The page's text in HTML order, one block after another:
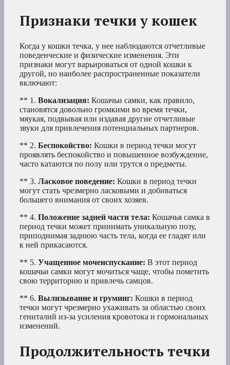
Признаки течки у кошек
Когда у кошки течка, у нее наблюдаются отчетливые
поведенческие и физические изменения. Эти
признаки могут варьироваться от одной кошки к
другой, но наиболее распространенные показатели
включают:
** 1. Вокализация: Кошачьи самки, как правило,
становятся довольно громкими во время течки,
мяукая, подвывая или издавая другие отчетливые
звуки для привлечения потенциальных партнеров.
** 2. Беспокойство: Кошки в период течки могут
проявлять беспокойство и повышенное возбуждение,
часто катаются по полу или трутся о предметы.
** 3. Ласковое поведение: Кошки в период течки
могут стать чрезмерно ласковыми и добиваться
большего внимания от своих хозяев.
** 4. Положение задней части тела: Кошачья самка в
период течки может принимать уникальную позу,
приподнимая заднюю часть тела, когда ее гладят или
к ней прикасаются.
** 5. Учащенное мочеиспускание: В этот период
кошачьи самки могут мочиться чаще, чтобы пометить
свою территорию и привлечь самцов.
** 6. Вылизывание и груминг: Кошки в период
течки могут чрезмерно ухаживать за областью своих
гениталий из-за усиления кровотока и гормональных
изменений.
Продолжительность течки